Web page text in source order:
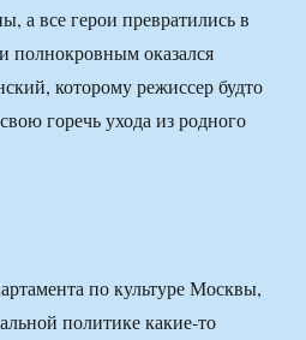
а все герои превратились в
оказался
которому режиссер будто
горечь ухода из родного
по культуре Москвы,
политике какие-то